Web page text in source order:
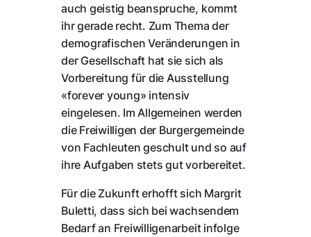
auch geistig beanspruche, kommt
ihr gerade recht. Zum Thema der
demografischen Veränderungen in
der Gesellschaft hat sie sich als
Vorbereitung für die Ausstellung
«forever young» intensiv
eingelesen. Im Allgemeinen werden
die Freiwilligen der Burgergemeinde
von Fachleuten geschult und so auf
ihre Aufgaben stets gut vorbereitet.
Für die Zukunft erhofft sich Margrit
Buletti, dass sich bei wachsendem
Bedarf an Freiwilligenarbeit infolge